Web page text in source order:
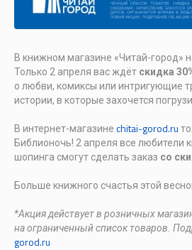
В книжном магазине «Читай-город»
Только 2 апреля вас ждёт скидка
о любви, комиксы или интригующие
истории, в которые захочется
В интернет-магазине chitai-gorod.ru
Библионочь! 2 апреля все любители
шопинга смогут сделать заказ со
Больше книжного счастья этой
*Акция действует в розничных
на ограниченный список товаров.
gorod.ru